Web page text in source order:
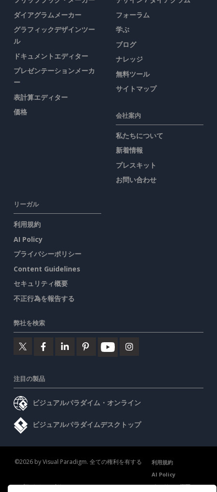
ダイアグラムメーカー
グラフィックデザインツー
ル
ドキュメントエディター
プレゼンテーションメーカ
ー
表計算エディター
価格
フォーラム
学ぶ
ブログ
ナレッジ
無料ツール
サイトマップ
会社案内
私たちについて
新着情報
プレスキット
お問い合わせ
リーガル
利用規約
AI Policy
プライバシーポリシー
Content Guidelines
セキュリティ概要
不正行為を報告する
弊社を検索
注目の製品
ビジュアルパラダイム・オンライン
ビジュアルパラダイムデスクトップ
©2026 by Visual Paradigm. 全ての権利を有する
利用規約
AI Policy
プライバシーポリシー
Content Guidelines セキュリティ概要